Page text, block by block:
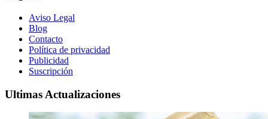
Aviso Legal
Blog
Contacto
Política de privacidad
Publicidad
Suscripción
Ultimas Actualizaciones